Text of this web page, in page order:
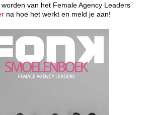
van het Female Agency Leaders
na hoe het werkt en meld je aan!